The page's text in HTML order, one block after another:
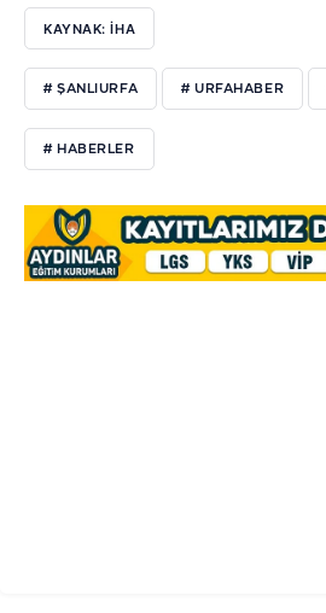
KAYNAK: İHA
# ŞANLIURFA # URFAHABER
# HABERLER